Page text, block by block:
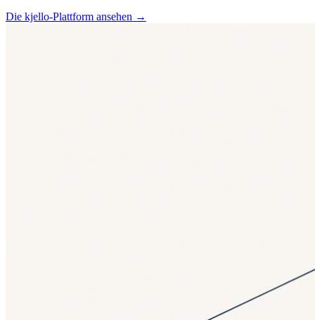
Die kjello-Plattform ansehen →